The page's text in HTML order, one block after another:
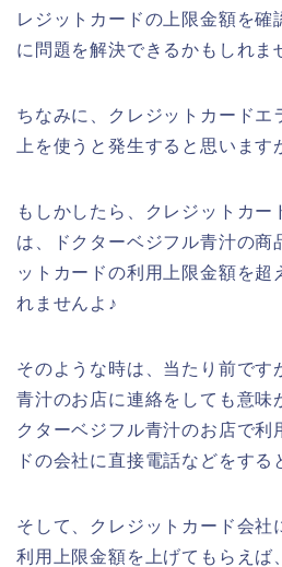
レジットカードの上限金額を確
に問題を解決できるかもしれま
ちなみに、クレジットカードエ
上を使うと発生すると思います
もしかしたら、クレジットカー
は、ドクターベジフル青汁の商
ットカードの利用上限金額を超
れませんよ♪
そのような時は、当たり前です
青汁のお店に連絡をしても意味
クターベジフル青汁のお店で利
ドの会社に直接電話などをする
そして、クレジットカード会社
利用上限金額を上げてもらえば